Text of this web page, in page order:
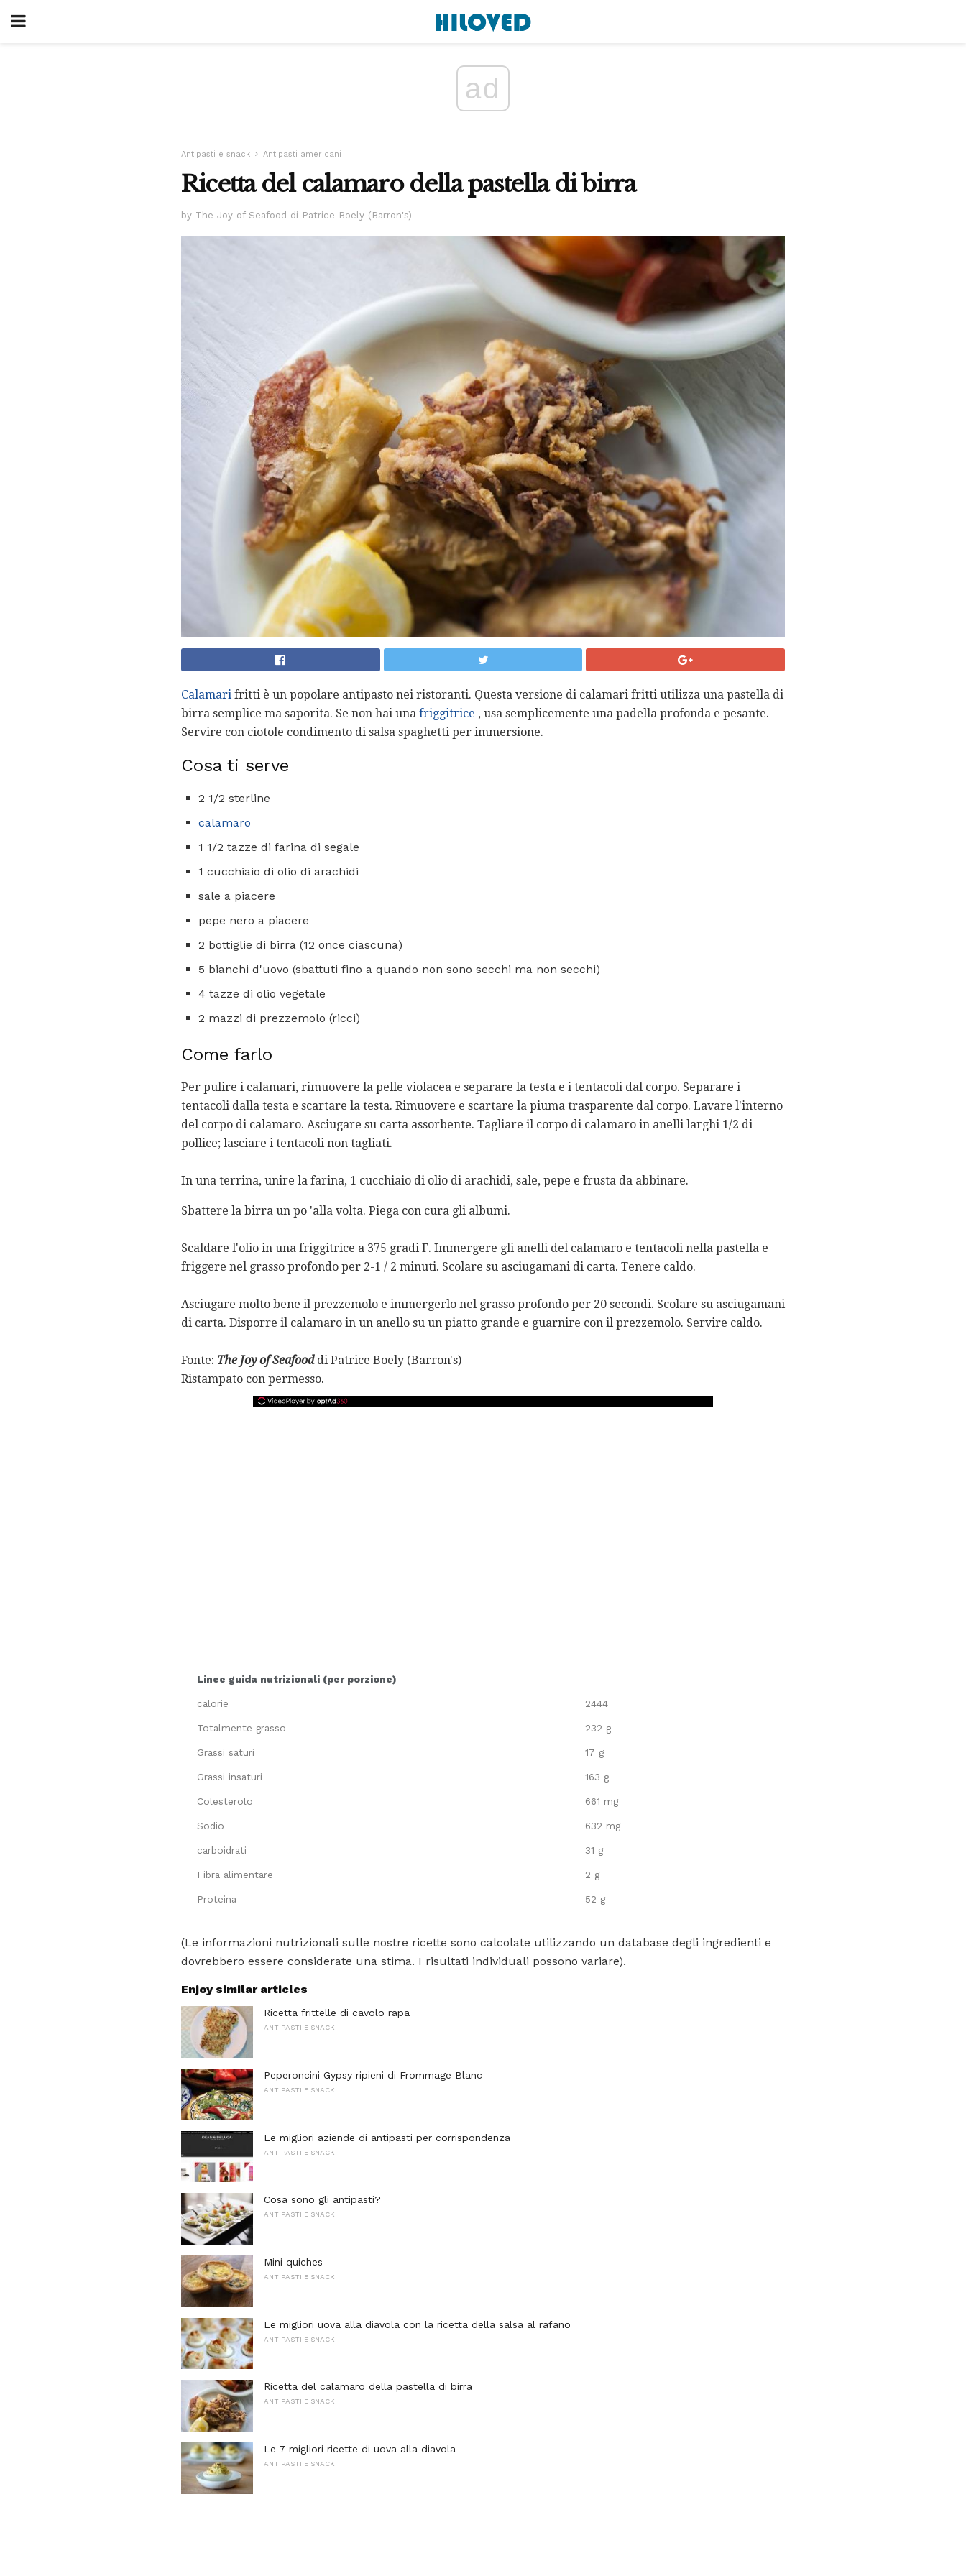
ad
Antipasti e snack Antipasti americani
Ricetta del calamaro della pastella di birra
by The Joy of Seafood di Patrice Boely (Barron's)
Calamari fritti è un popolare antipasto nei ristoranti. Questa versione di calamari fritti utilizza una pastella di
birra semplice ma saporita. Se non hai una friggitrice , usa semplicemente una padella profonda e pesante.
Servire con ciotole condimento di salsa spaghetti per immersione.
Cosa ti serve
2 1/2 sterline
calamaro
1 1/2 tazze di farina di segale
1 cucchiaio di olio di arachidi
sale a piacere
pepe nero a piacere
2 bottiglie di birra (12 once ciascuna)
5 bianchi d'uovo (sbattuti fino a quando non sono secchi ma non secchi)
4 tazze di olio vegetale
2 mazzi di prezzemolo (ricci)
Come farlo
Per pulire i calamari, rimuovere la pelle violacea e separare la testa e i tentacoli dal corpo. Separare i
tentacoli dalla testa e scartare la testa. Rimuovere e scartare la piuma trasparente dal corpo. Lavare l'interno
del corpo di calamaro. Asciugare su carta assorbente. Tagliare il corpo di calamaro in anelli larghi 1/2 di
pollice; lasciare i tentacoli non tagliati.
In una terrina, unire la farina, 1 cucchiaio di olio di arachidi, sale, pepe e frusta da abbinare.
Sbattere la birra un po 'alla volta. Piega con cura gli albumi.
Scaldare l'olio in una friggitrice a 375 gradi F. Immergere gli anelli del calamaro e tentacoli nella pastella e
friggere nel grasso profondo per 2-1 / 2 minuti. Scolare su asciugamani di carta. Tenere caldo.
Asciugare molto bene il prezzemolo e immergerlo nel grasso profondo per 20 secondi. Scolare su asciugamani
di carta. Disporre il calamaro in un anello su un piatto grande e guarnire con il prezzemolo. Servire caldo.
Fonte: The Joy of Seafooddi Patrice Boely (Barron's)
Ristampato con permesso.
Linee guida nutrizionali (per porzione)
calorie 2444
Totalmente grasso 232 g
Grassi saturi 17 g
Grassi insaturi 163 g
Colesterolo 661 mg
Sodio 632 mg
carboidrati 31 g
Fibra alimentare 2 g
Proteina 52 g
(Le informazioni nutrizionali sulle nostre ricette sono calcolate utilizzando un database degli ingredienti e
dovrebbero essere considerate una stima. I risultati individuali possono variare).
Enjoy similar articles
Ricetta frittelle di cavolo rapa
ANTIPASTI E SNACK
Peperoncini Gypsy ripieni di Frommage Blanc
ANTIPASTI E SNACK
Le migliori aziende di antipasti per corrispondenza
ANTIPASTI E SNACK
Cosa sono gli antipasti?
ANTIPASTI E SNACK
Mini quiches
ANTIPASTI E SNACK
Le migliori uova alla diavola con la ricetta della salsa al rafano
ANTIPASTI E SNACK
Ricetta del calamaro della pastella di birra
ANTIPASTI E SNACK
Le 7 migliori ricette di uova alla diavola
ANTIPASTI E SNACK